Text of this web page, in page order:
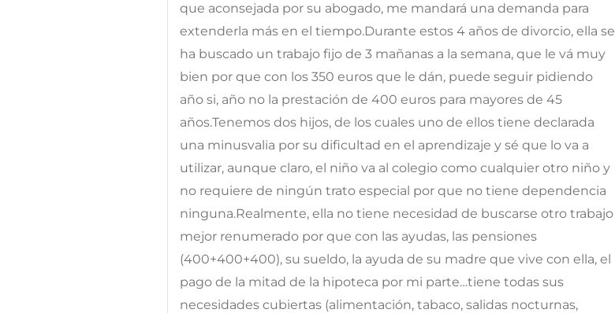
que aconsejada por su abogado, me mandará una demanda para
extenderla más en el tiempo.Durante estos 4 años de divorcio, ella se
ha buscado un trabajo fijo de 3 mañanas a la semana, que le vá muy
bien por que con los 350 euros que le dán, puede seguir pidiendo
año si, año no la prestación de 400 euros para mayores de 45
años.Tenemos dos hijos, de los cuales uno de ellos tiene declarada
una minusvalia por su dificultad en el aprendizaje y sé que lo va a
utilizar, aunque claro, el niño va al colegio como cualquier otro niño y
no requiere de ningún trato especial por que no tiene dependencia
ninguna.Realmente, ella no tiene necesidad de buscarse otro trabajo
mejor renumerado por que con las ayudas, las pensiones
(400+400+400), su sueldo, la ayuda de su madre que vive con ella, el
pago de la mitad de la hipoteca por mi parte…tiene todas sus
necesidades cubiertas (alimentación, tabaco, salidas nocturnas,